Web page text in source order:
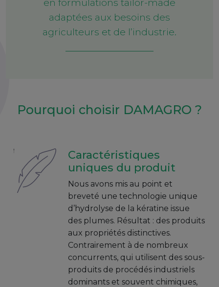
en formulations tailor-made
adaptées aux besoins des
agriculteurs et de l’industrie.
Pourquoi choisir DAMAGRO ?
Caractéristiques
uniques du produit
Nous avons mis au point et
breveté une technologie unique
d’hydrolyse de la kératine issue
des plumes. Résultat : des produits
aux propriétés distinctives.
Contrairement à de nombreux
concurrents, qui utilisent des sous-
produits de procédés industriels
dominants et souvent chimiques,